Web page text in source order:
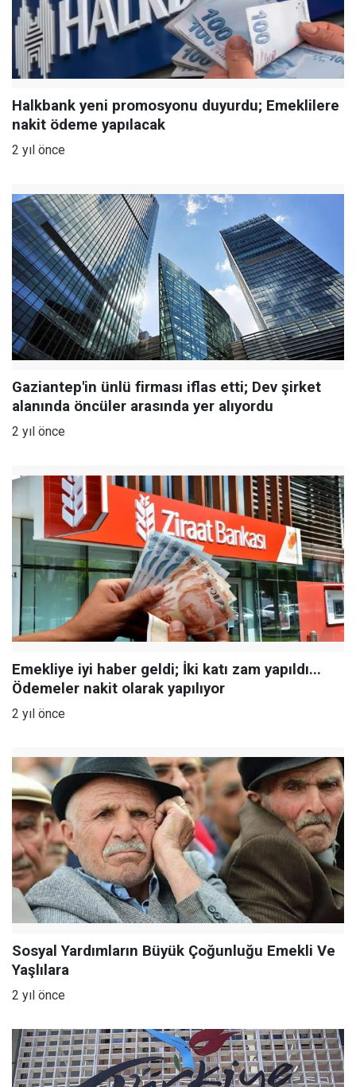
Halkbank yeni promosyonu duyurdu; Emeklilere
nakit ödeme yapılacak
2 yıl önce
Gaziantep'in ünlü firması iflas etti; Dev şirket
alanında öncüler arasında yer alıyordu
2 yıl önce
Emekliye iyi haber geldi; İki katı zam yapıldı...
Ödemeler nakit olarak yapılıyor
2 yıl önce
Sosyal Yardımların Büyük Çoğunluğu Emekli Ve
Yaşlılara
2 yıl önce